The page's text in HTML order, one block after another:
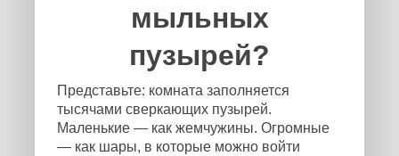
мыльных
пузырей?
Представьте: комната заполняется
тысячами сверкающих пузырей.
Маленькие — как жемчужины. Огромные
— как шары, в которые можно войти